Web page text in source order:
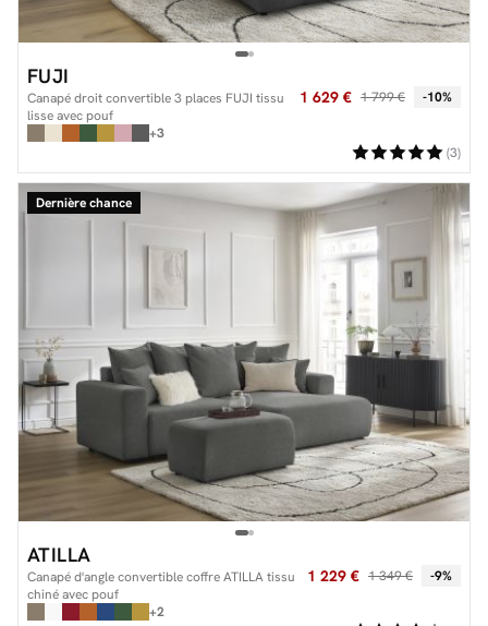
FUJI
Canapé droit convertible 3 places FUJI tissu
lisse avec pouf
1 629 € 1 799 € -10%
+3
(3)
Dernière chance
ATILLA
Canapé d'angle convertible coffre ATILLA tissu
chiné avec pouf
1 229 € 1 349 € -9%
+2